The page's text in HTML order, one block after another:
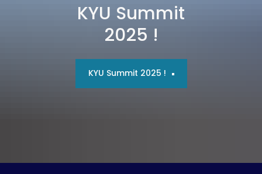
KYU Summit
2025 !
KYU Summit 2025 !